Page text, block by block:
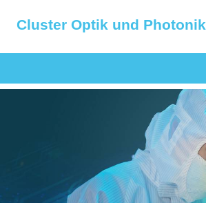
Cluster Optik und Photonik